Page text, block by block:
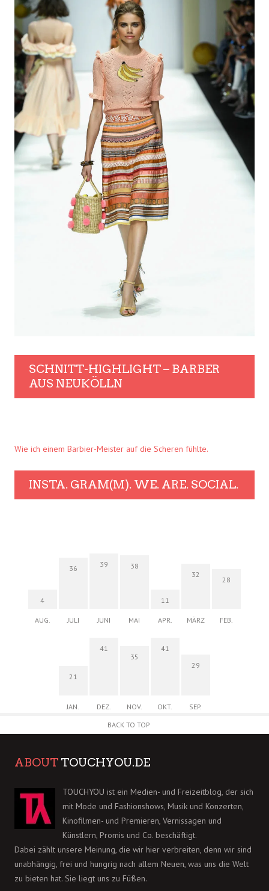
SCHNITT-HIGHLIGHT – BARBER
AUS NEUKÖLLN
Wie ich einem Barbier-Meister auf die Scheren fühlte.
INSTA. GRAM(M). WE. ARE. SOCIAL.
4
AUG.
36
JULI
39
JUNI
38
MAI
11
APR.
32
MÄRZ
28
FEB.
21
JAN.
41
DEZ.
35
NOV.
41
OKT.
29
SEP.
BACK TO TOP
ABOUT TOUCHYOU.DE
TOUCHYOU ist ein Medien- und Freizeitblog, der sich
mit Mode und Fashionshows, Musik und Konzerten,
Kinofilmen- und Premieren, Vernissagen und
Künstlern, Promis und Co. beschäftigt.
Dabei zählt unsere Meinung, die wir hier verbreiten, denn wir sind
unabhängig, frei und hungrig nach allem Neuen, was uns die Welt
zu bieten hat. Sie liegt uns zu Füßen.